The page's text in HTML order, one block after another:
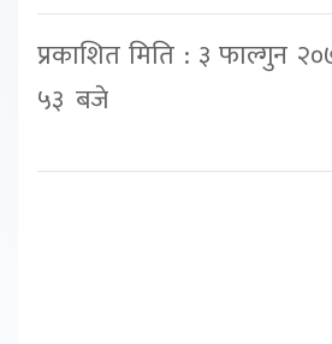
प्रकाशित मिति : ३ फाल्गुन
५३ बजे